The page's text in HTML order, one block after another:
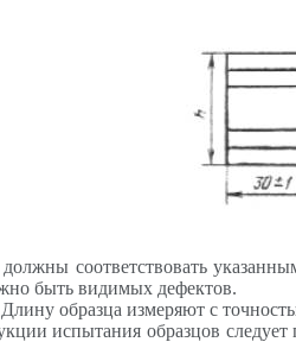
соответствовать
быть видимых дефектов.
образца измеряют с
испытания образцов следует